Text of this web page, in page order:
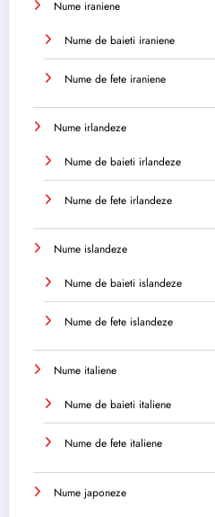
Nume iraniene
Nume de baieti iraniene
Nume de fete iraniene
Nume irlandeze
Nume de baieti irlandeze
Nume de fete irlandeze
Nume islandeze
Nume de baieti islandeze
Nume de fete islandeze
Nume italiene
Nume de baieti italiene
Nume de fete italiene
Nume japoneze